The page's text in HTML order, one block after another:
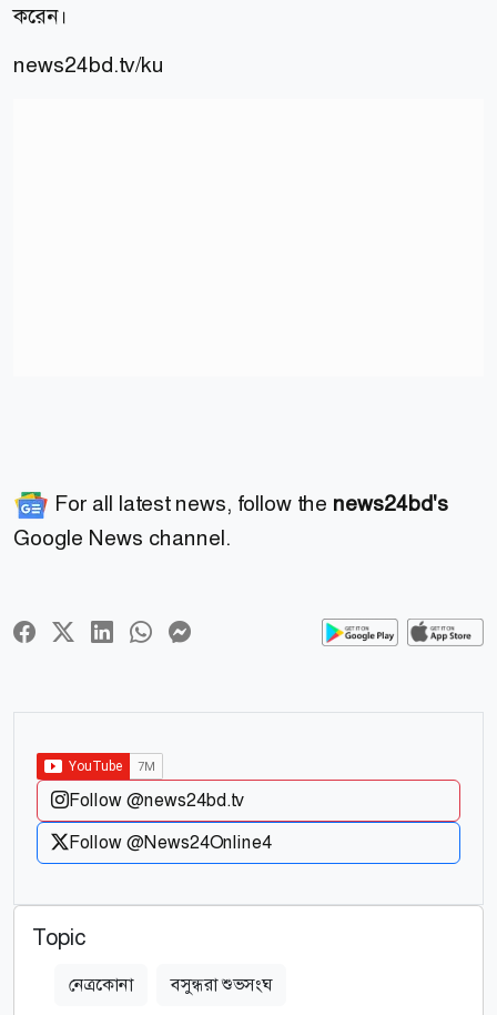
করেন।
news24bd.tv/ku
For all latest news, follow the news24bd's
Google News channel.
Follow @news24bd.tv
Follow @News24Online4
Topic
নেত্রকোনা বসুন্ধরা শুভসংঘ